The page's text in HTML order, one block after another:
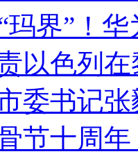
玛界”！
以色列
委书记
节十周